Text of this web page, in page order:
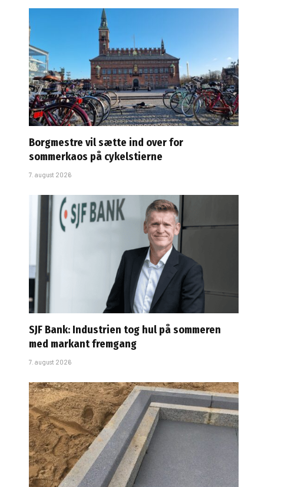
Borgmestre vil sætte ind over for
sommerkaos på cykelstierne
7. august 2026
SJF Bank: Industrien tog hul på sommeren
med markant fremgang
7. august 2026